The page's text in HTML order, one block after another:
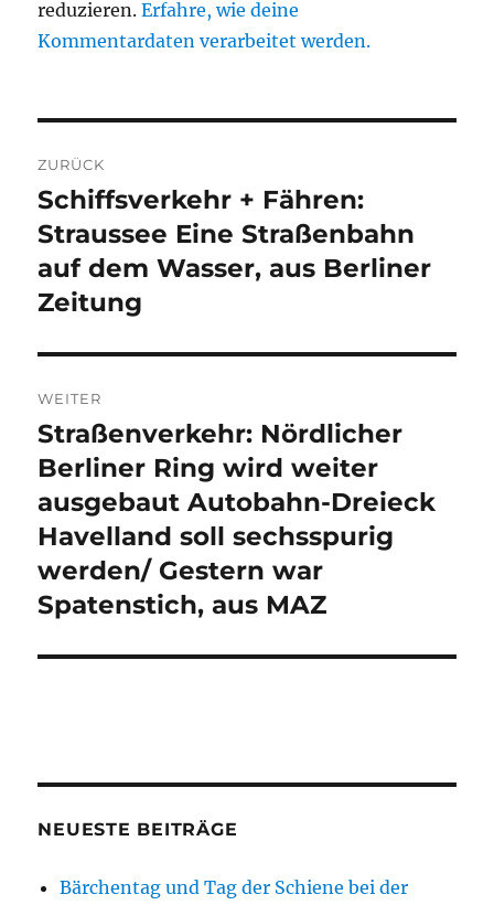
reduzieren.Erfahre, wie deine
Kommentardaten verarbeitet werden.
ZURÜCK
Vorheriger
Beitrag:
Schiffsverkehr + Fähren:
Straussee Eine Straßenbahn
auf dem Wasser, aus Berliner
Zeitung
WEITER
Nächster
Beitrag:
Straßenverkehr: Nördlicher
Berliner Ring wird weiter
ausgebaut Autobahn-Dreieck
Havelland soll sechsspurig
werden/ Gestern war
Spatenstich, aus MAZ
NEUESTE BEITRÄGE
Bärchentag und Tag der Schiene bei der